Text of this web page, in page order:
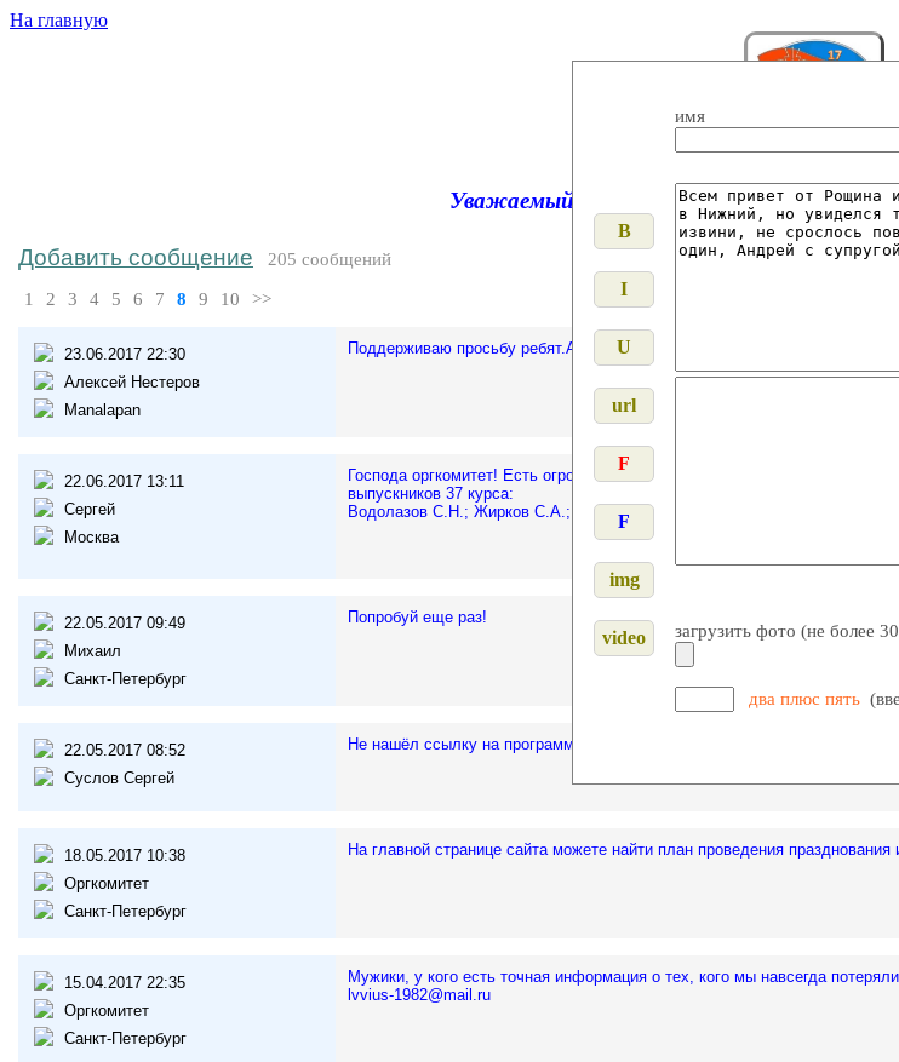
На главную
Уважаемый посетитель, 17 курс
имя
загрузить фото (не более
два плюс пять
Добавить сообщение 205 сообщений
1 2 3 4 5 6 7 8 9 10 >>
23.06.2017 22:30
Алексей Нестеров
Manalapan
Поддерживаю просьбу ребят.Андрея Малышева сто лет не видел!
22.06.2017 13:11
Сергей
Москва
Господа оргкомитет! Есть огромное желание примкнуть к мероприятию
выпускников 37 курса:
Водолазов С.Н.; Жирков С.А.; Каньшин С.А.; Утешев Р.А.; Некрасов
22.05.2017 09:49
Михаил
Санкт-Петербург
Попробуй еще раз!
22.05.2017 08:52
Суслов Сергей
Не нашёл ссылку на программу Торжества, оргкомитет, помогите.
18.05.2017 10:38
Оргкомитет
Санкт-Петербург
На главной странице сайта можете найти план проведения
15.04.2017 22:35
Оргкомитет
Санкт-Петербург
Мужики, у кого есть точная информация о тех, кого мы навсегда
lvvius-1982@mail.ru